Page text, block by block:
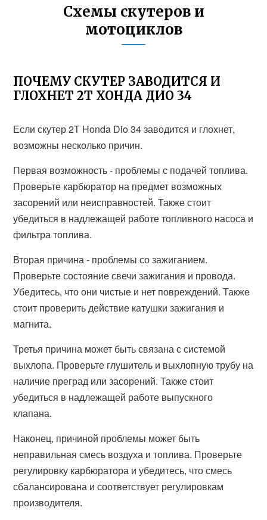
Схемы скутеров и
мотоциклов
ПОЧЕМУ СКУТЕР ЗАВОДИТСЯ И
ГЛОХНЕТ 2Т ХОНДА ДИО 34
Если скутер 2Т Honda Dio 34 заводится и глохнет,
возможны несколько причин.
Первая возможность - проблемы с подачей топлива.
Проверьте карбюратор на предмет возможных
засорений или неисправностей. Также стоит
убедиться в надлежащей работе топливного насоса и
фильтра топлива.
Вторая причина - проблемы со зажиганием.
Проверьте состояние свечи зажигания и провода.
Убедитесь, что они чистые и нет повреждений. Также
стоит проверить действие катушки зажигания и
магнита.
Третья причина может быть связана с системой
выхлопа. Проверьте глушитель и выхлопную трубу на
наличие преград или засорений. Также стоит
убедиться в надлежащей работе выпускного
клапана.
Наконец, причиной проблемы может быть
неправильная смесь воздуха и топлива. Проверьте
регулировку карбюратора и убедитесь, что смесь
сбалансирована и соответствует регулировкам
производителя.